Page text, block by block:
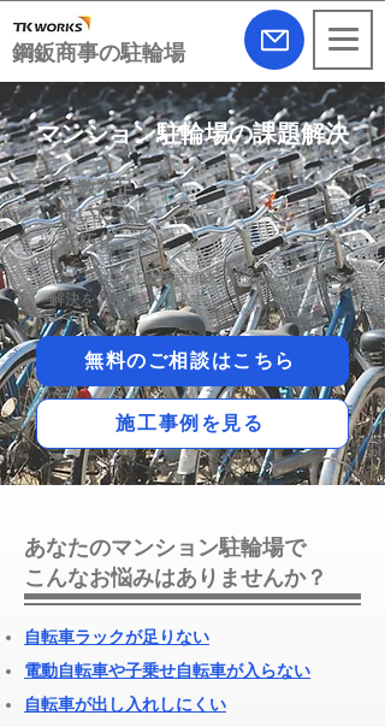
​鋼鈑商事の駐輪場
マンション駐輪場の課題解決
台数不足
使いにくさ
老朽化 など
マンション駐輪場設備のお悩みについて
解決をお手伝いします。
無料のご相談はこちら
施工事例を見る
あなたのマンション駐輪場で
こんなお悩みはありませんか？
自転車ラックが足りない
​電動自転車や子乗せ自転車が入らない
自転車が出し入れしにくい